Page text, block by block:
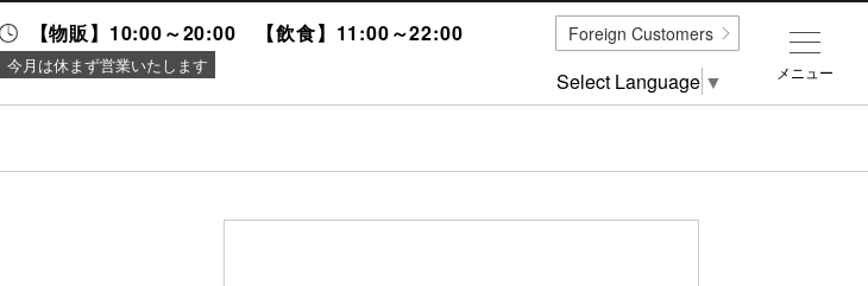
【物販】10:00～20:00 【飲食】11:00～22:00
今月は休まず営業いたします メニュー
Foreign Customers
Select Language ▼